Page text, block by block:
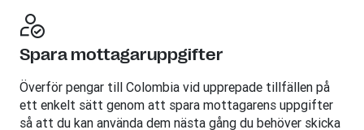
Spara mottagaruppgifter
Överför pengar till Colombia vid upprepade tillfällen på
ett enkelt sätt genom att spara mottagarens uppgifter
så att du kan använda dem nästa gång du behöver skicka